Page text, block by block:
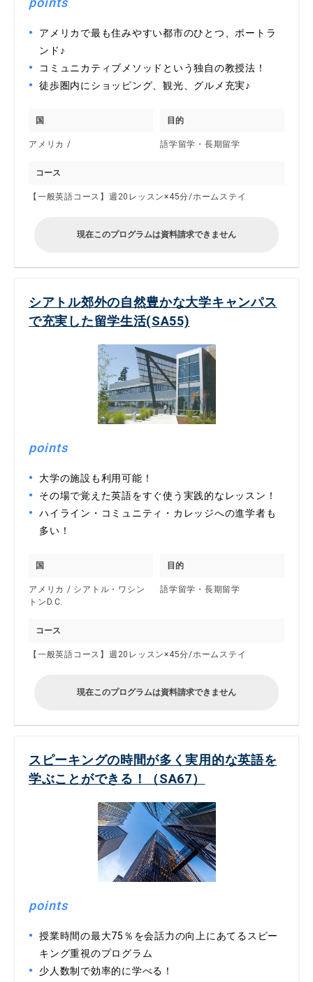
アメリカで最も住みやすい都市のひとつ、ポートラ
ンド♪
コミュニカティブメソッドという独自の教授法！
徒歩圏内にショッピング、観光、グルメ充実♪
国
アメリカ /
目的
語学留学・長期留学
コース
【一般英語コース】週20レッスン×45分/ホームステイ
現在このプログラムは資料請求できません
シアトル郊外の自然豊かな大学キャンパス
で充実した留学生活(SA55)
points
大学の施設も利用可能！
その場で覚えた英語をすぐ使う実践的なレッスン！
ハイライン・コミュニティ・カレッジへの進学者も
多い！
国
アメリカ / シアトル・ワシン
トンD.C.
目的
語学留学・長期留学
コース
【一般英語コース】週20レッスン×45分/ホームステイ
現在このプログラムは資料請求できません
スピーキングの時間が多く実用的な英語を
学ぶことができる！（SA67）
points
授業時間の最大75％を会話力の向上にあてるスピー
キング重視のプログラム
少人数制で効率的に学べる！